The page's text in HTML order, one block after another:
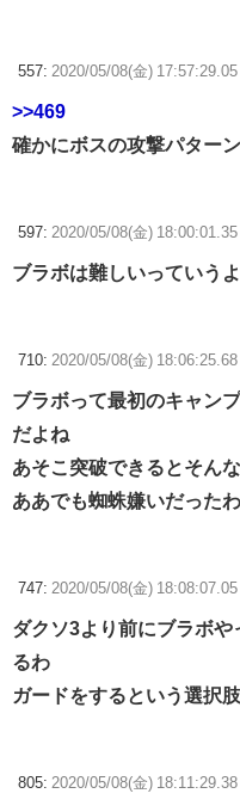
557: 2020/05/08(金)
>>469
確かにボスの攻撃パター
597: 2020/05/08(金)
ブラボは難しいっていう
710: 2020/05/08(金)
ブラボって最初のキャン
だよね
あそこ突破できるとそん
ああでも蜘蛛嫌いだったわ
747: 2020/05/08(金)
ダクソ3より前にブラボ
るわ
ガードをするという選択
805: 2020/05/08(金)